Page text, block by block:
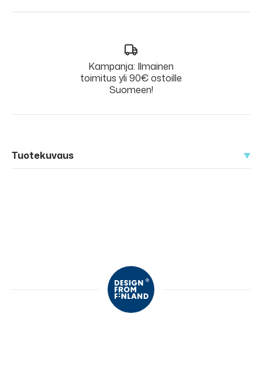
Kampanja: Ilmainen
toimitus yli 90€ ostoille
Suomeen!
Tuotekuvaus